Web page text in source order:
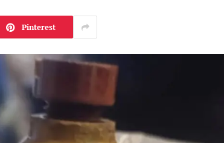
Pinterest